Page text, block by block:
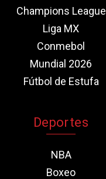
Champions League
Liga MX
Conmebol
Mundial 2026
Fútbol de Estufa
Deportes
NBA
Boxeo